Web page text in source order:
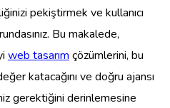
pekiştirmek ve kullanıcı
Bu makalede,
web tasarım çözümlerini, bu
katacağını ve doğru ajansı
gerektiğini derinlemesine